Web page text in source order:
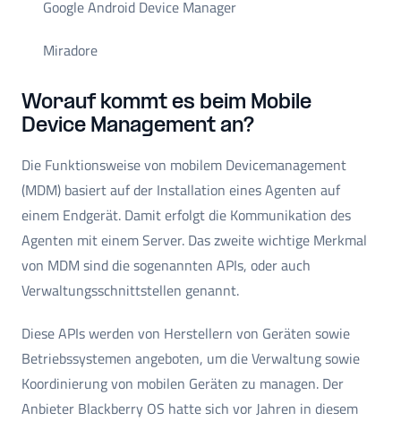
Google Android Device Manager
Miradore
Worauf kommt es beim Mobile
Device Management an?
Die Funktionsweise von mobilem Devicemanagement
(MDM) basiert auf der Installation eines Agenten auf
einem Endgerät. Damit erfolgt die Kommunikation des
Agenten mit einem Server. Das zweite wichtige Merkmal
von MDM sind die sogenannten APIs, oder auch
Verwaltungsschnittstellen genannt.
Diese APIs werden von Herstellern von Geräten sowie
Betriebssystemen angeboten, um die Verwaltung sowie
Koordinierung von mobilen Geräten zu managen. Der
Anbieter Blackberry OS hatte sich vor Jahren in diesem